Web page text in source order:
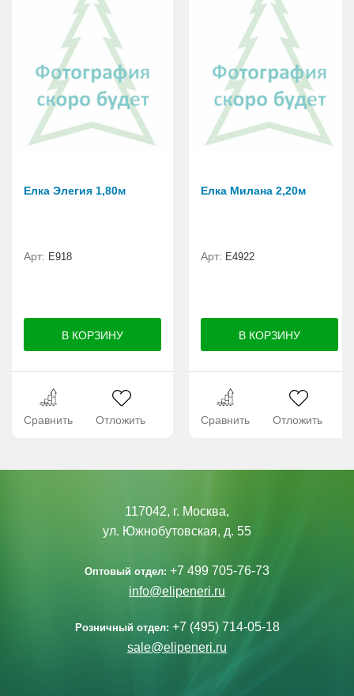
Елка Элегия 1,80м
Арт: E918
Сравнить Отложить
Елка Милана 2,20м
Арт: Е4922
Сравнить Отложить
117042, г. Москва,
ул. Южнобутовская, д. 55
Оптовый отдел: +7 499 705-76-73
info@elipeneri.ru
Розничный отдел: +7 (495) 714-05-18
sale@elipeneri.ru